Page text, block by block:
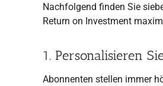
Nachfolgend finden Sie
Return on Investment
1. Personalisieren
Abonnenten stellen immer